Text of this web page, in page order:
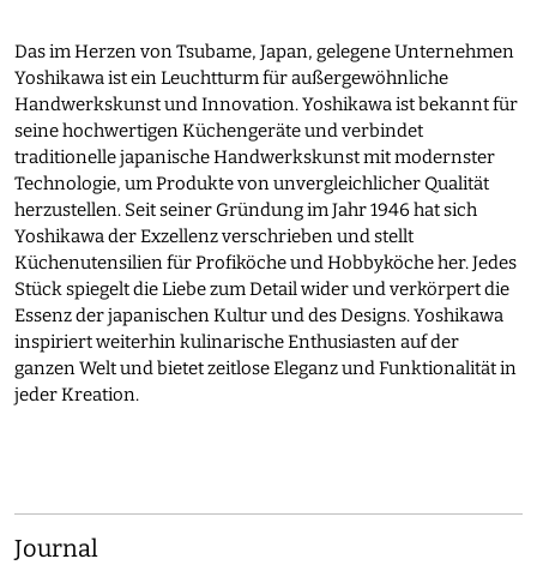
Das im Herzen von Tsubame, Japan, gelegene Unternehmen
Yoshikawa ist ein Leuchtturm für außergewöhnliche
Handwerkskunst und Innovation. Yoshikawa ist bekannt für
seine hochwertigen Küchengeräte und verbindet
traditionelle japanische Handwerkskunst mit modernster
Technologie, um Produkte von unvergleichlicher Qualität
herzustellen. Seit seiner Gründung im Jahr 1946 hat sich
Yoshikawa der Exzellenz verschrieben und stellt
Küchenutensilien für Profiköche und Hobbyköche her. Jedes
Stück spiegelt die Liebe zum Detail wider und verkörpert die
Essenz der japanischen Kultur und des Designs. Yoshikawa
inspiriert weiterhin kulinarische Enthusiasten auf der
ganzen Welt und bietet zeitlose Eleganz und Funktionalität in
jeder Kreation.
Journal